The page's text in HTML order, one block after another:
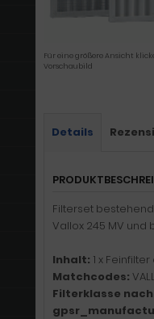
Für eine größere Ansicht
Vorschaubild
Details
Filterset
Vallox 245 MV und
Inhalt: 1 x Feinfilter
Matchcodes:
Filterklasse nach